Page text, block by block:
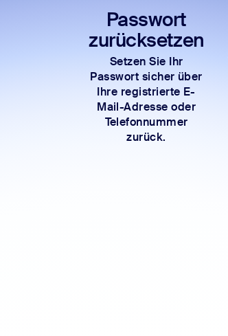
Passwort
zurücksetzen
Setzen Sie Ihr
Passwort sicher über
Ihre registrierte E-
Mail-Adresse oder
Telefonnummer
zurück.